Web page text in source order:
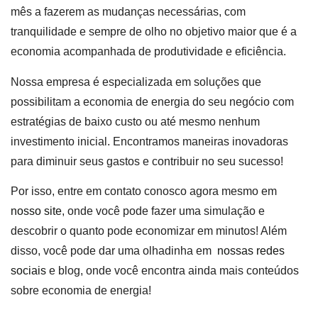
mês a fazerem as mudanças necessárias, com
tranquilidade e sempre de olho no objetivo maior que é a
economia acompanhada de produtividade e eficiência.
Nossa empresa é especializada em soluções que
possibilitam a economia de energia do seu negócio com
estratégias de baixo custo ou até mesmo nenhum
investimento inicial. Encontramos maneiras inovadoras
para diminuir seus gastos e contribuir no seu sucesso!
Por isso, entre em contato conosco agora mesmo em
nosso site, onde você pode fazer uma simulação e
descobrir o quanto pode economizar em minutos! Além
disso, você pode dar uma olhadinha em nossas redes
sociais e blog, onde você encontra ainda mais conteúdos
sobre economia de energia!